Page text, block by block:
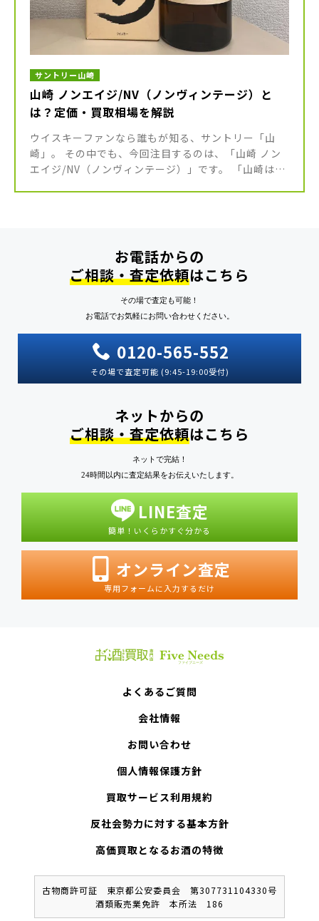
サントリー山崎
山崎 ノンエイジ/NV（ノンヴィンテージ）と
は？定価・買取相場を解説
ウイスキーファンなら誰もが知る、サントリー「山
崎」。 その中でも、今回注目するのは、「山崎 ノン
エイジ/NV（ノンヴィンテージ）」です。 「山崎は知
お電話からの
ご相談・査定依頼はこちら
その場で査定も可能！
お電話でお気軽にお問い合わせください。
0120-565-552
その場で査定可能 (9:45-19:00受付)
ネットからの
ご相談・査定依頼はこちら
ネットで完結！
24時間以内に査定結果をお伝えいたします。
LINE査定
簡単！いくらかすぐ分かる
オンライン査定
専用フォームに入力するだけ
よくあるご質問
会社情報
お問い合わせ
個人情報保護方針
買取サービス利用規約
反社会勢力に対する基本方針
高価買取となるお酒の特徴
古物商許可証 東京都公安委員会 第307731104330号
酒類販売業免許 本所法 186